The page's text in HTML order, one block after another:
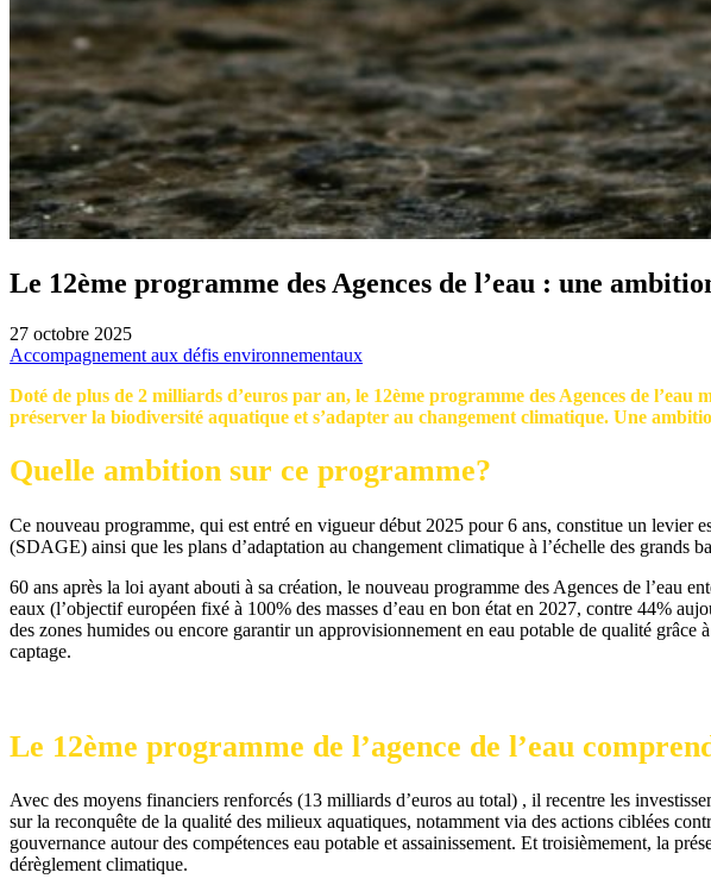
Le 12ème programme des Agences de l’eau : une
27 octobre 2025
Accompagnement aux défis environnementaux
Doté de plus de 2 milliards d’euros par an, le 12ème programme des Agences de
préserver la biodiversité aquatique et s’adapter au changement climatique. Une
Quelle ambition sur ce programme?
Ce nouveau programme, qui est entré en vigueur début 2025 pour 6 ans, constitue un levier
(SDAGE) ainsi que les plans d’adaptation au changement climatique à l’échelle des grands
60 ans après la loi ayant abouti à sa création, le nouveau programme des Agences de l’eau
eaux (l’objectif européen fixé à 100% des masses d’eau en bon état en 2027, contre 44%
des zones humides ou encore garantir un approvisionnement en eau potable de qualité
captage.
Le 12ème programme de l’agence de l’eau
Avec des moyens financiers renforcés (13 milliards d’euros au total) , il recentre les
sur la reconquête de la qualité des milieux aquatiques, notamment via des actions ciblées
gouvernance autour des compétences eau potable et assainissement. Et troisièmement, la
dérèglement climatique.